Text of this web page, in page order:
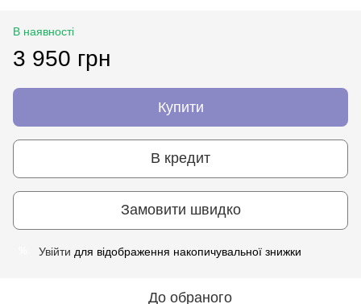
В наявності
3 950 грн
Купити
В кредит
Замовити швидко
Увійти для відображення накопичувальної знижки
До обраного